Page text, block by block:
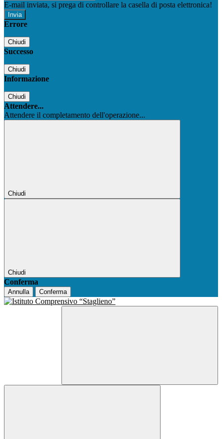
E-mail inviata, si prega di controllare la casella di posta elettronica!
Errore
Chiudi
Successo
Chiudi
Informazione
Chiudi
Attendere...
Attendere il completamento dell'operazione...
Chiudi
Chiudi
Conferma
Annulla Conferma